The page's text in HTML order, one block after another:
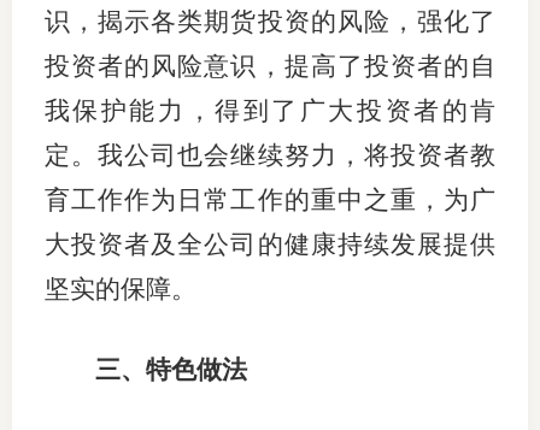
识，揭示各类期货投资的风险，强化了
投资者的风险意识，提高了投资者的自
我保护能力，得到了广大投资者的肯
定。我公司也会继续努力，将投资者教
育工作作为日常工作的重中之重， 为广
大投资者及全公司的健康持续发展提供
坚实的保障。
三、特色做法